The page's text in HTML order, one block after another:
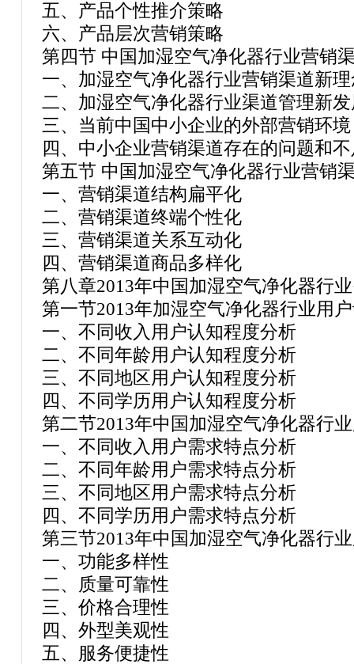
五、产品个性推介策略
六、产品层次营销策略
第四节 中国加湿空气净化器行业营销
一、加湿空气净化器行业营销渠道新
二、加湿空气净化器行业渠道管理新
三、当前中国中小企业的外部营销环境
四、中小企业营销渠道存在的问题和
第五节 中国加湿空气净化器行业营销
一、营销渠道结构扁平化
二、营销渠道终端个性化
三、营销渠道关系互动化
四、营销渠道商品多样化
第八章2013年中国加湿空气净化器行
第一节2013年加湿空气净化器行业用
一、不同收入用户认知程度分析
二、不同年龄用户认知程度分析
三、不同地区用户认知程度分析
四、不同学历用户认知程度分析
第二节2013年中国加湿空气净化器行
一、不同收入用户需求特点分析
二、不同年龄用户需求特点分析
三、不同地区用户需求特点分析
四、不同学历用户需求特点分析
第三节2013年中国加湿空气净化器行
一、功能多样性
二、质量可靠性
三、价格合理性
四、外型美观性
五、服务便捷性